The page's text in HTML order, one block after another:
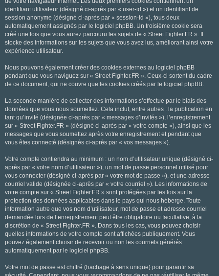
identifiant utilisateur (désigné ci-après par « user-id ») et un identifiant de
session anonyme (désigné ci-après par « session-id »), tous deux
automatiquement assignés par le logiciel phpBB. Un troisième cookie sera
créé une fois que vous aurez parcouru les sujets de « Street Fighter.FR ». Il
stocke des informations sur les sujets que vous avez lus, améliorant ainsi votre
expérience utilisateur.
Nous pouvons également créer des cookies externes au logiciel phpBB
pendant que vous naviguez sur « Street Fighter.FR ». Ceux-ci sortent du cadre
de ce document, qui ne couvre que les cookies créés par le logiciel phpBB.
La seconde manière de collecter des informations s’effectue par le biais des
données que vous nous soumettez. Cela inclut, entre autres : la publication en
tant qu’invité (désignée ci-après par « messages d’invités »), l’enregistrement
sur « Street Fighter.FR » (désigné ci-après par « votre compte »), ainsi que les
messages que vous soumettez après votre enregistrement et pendant que
vous êtes connecté (désignés ci-après par « vos messages »).
Votre compte contiendra au minimum : un nom d’utilisateur unique (désigné ci-
après par « votre nom d’utilisateur »), un mot de passe personnel utilisé pour
vous connecter (désigné ci-après par « votre mot de passe »), et une adresse
courriel valide (désignée ci-après par « votre courriel »). Les informations de
votre compte sur « Street Fighter.FR » sont protégées par les lois sur la
protection des données applicables dans le pays qui nous héberge. Toute
information autre que vos nom d’utilisateur, mot de passe et adresse courriel
demandée lors de l’enregistrement peut être obligatoire ou facultative, à la
discrétion de « Street Fighter.FR ». Dans tous les cas, vous pouvez choisir
quelles informations de votre compte sont affichées publiquement. Vous
pouvez également choisir de recevoir ou non les courriels générés
automatiquement par le logiciel phpBB.
Votre mot de passe est chiffré (hachage à sens unique) pour garantir sa